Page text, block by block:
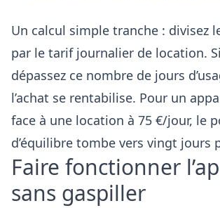
Un calcul simple tranche : divisez
par le tarif journalier de location.
dépassez ce nombre de jours
l’achat se rentabilise. Pour un
face à une location à 75 €/jour, le
d’équilibre tombe vers vingt jours
Faire fonctionner
sans gaspiller